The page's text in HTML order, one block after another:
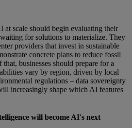
at scale should begin evaluating their
for solutions to materialize. They
providers that invest in sustainable
concrete plans to reduce fossil
businesses should prepare for a
vary by region, driven by local
regulations – data sovereignty
increasingly shape which AI features
will become AI's next